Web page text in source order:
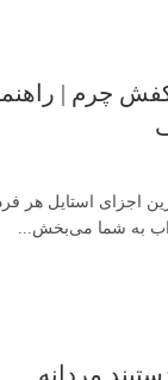
چرم |
اجزای استایل هر
به شما می‌بخش...
مردانه